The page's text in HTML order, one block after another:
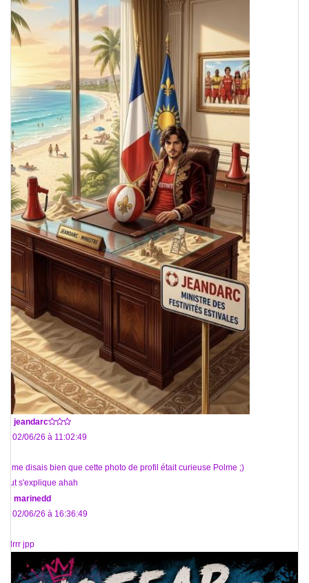
jeandarc
Le 02/06/26 à 11:02:49
Je me disais bien que cette photo de profil était curieuse Polme ;)
Tout s'explique ahah
marinedd
Le 02/06/26 à 16:36:49
Mdrrr jpp